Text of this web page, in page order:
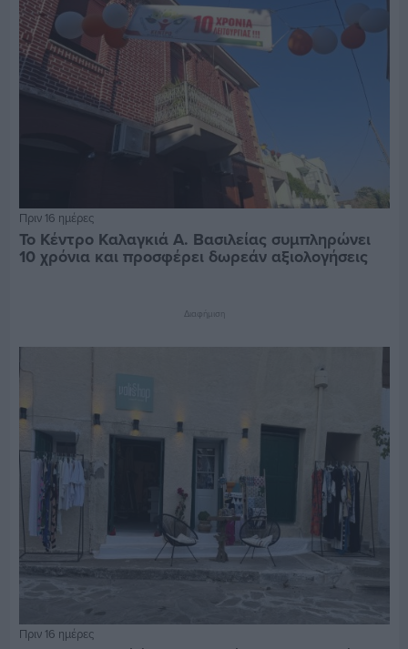
Πριν 16 ημέρες
Το Κέντρο Καλαγκιά Α. Βασιλείας συμπληρώνει
10 χρόνια και προσφέρει δωρεάν αξιολογήσεις
Διαφήμιση
Πριν 16 ημέρες